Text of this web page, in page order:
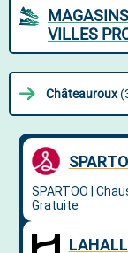
VILLES
Châteauroux